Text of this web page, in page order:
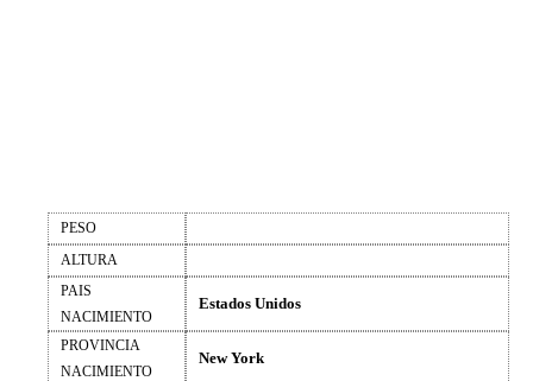
PESO
ALTURA
PAIS
NACIMIENTO
Estados Unidos
PROVINCIA
NACIMIENTO
New York